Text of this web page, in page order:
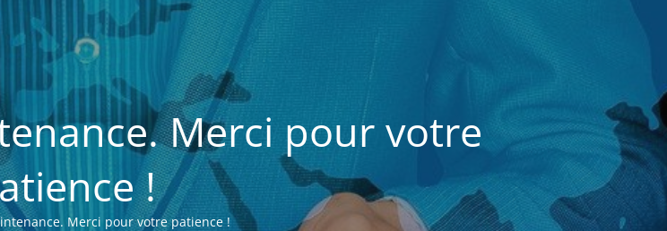
Merci pour votre
!
Merci pour votre patience !